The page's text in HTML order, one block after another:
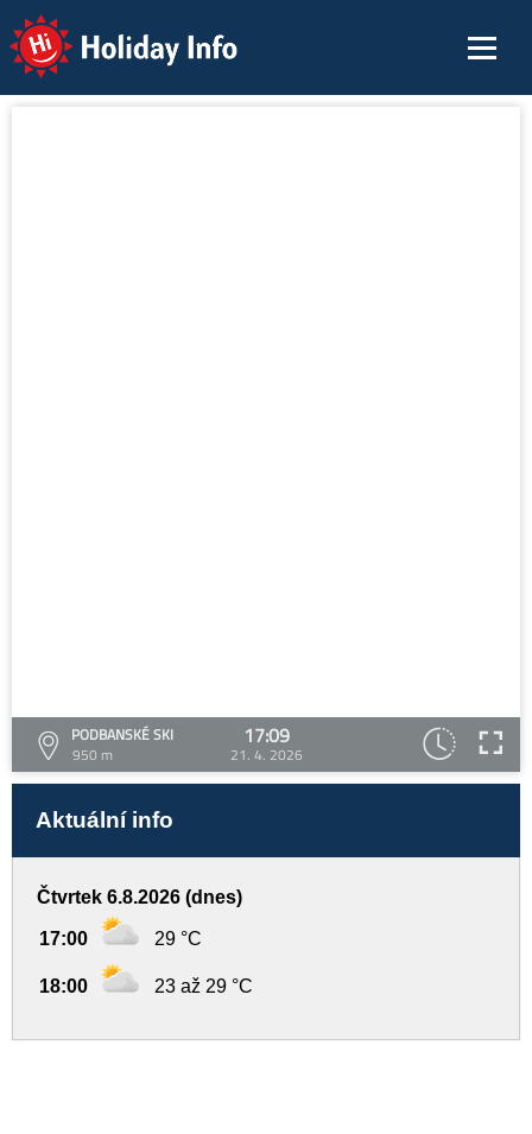
Holiday Info
PODBANSKÉ SKI
950 m
17:09
21. 4. 2026
Aktuální info
Čtvrtek 6.8.2026 (dnes)
17:00 29 °C
18:00 23 až 29 °C